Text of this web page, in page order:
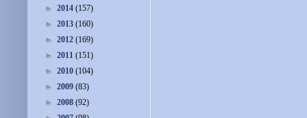
► 2014 (157)
► 2013 (160)
► 2012 (169)
► 2011 (151)
► 2010 (104)
► 2009 (83)
► 2008 (92)